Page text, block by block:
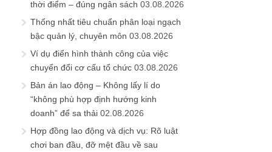
thời điểm – đúng ngân sách 03.08.2026
Thống nhất tiêu chuẩn phân loại ngạch
bậc quản lý, chuyên môn 03.08.2026
Ví dụ điển hình thành công của việc
chuyển đổi cơ cấu tổ chức 03.08.2026
Bản án lao động – Không lấy lí do
“không phù hợp định hướng kinh
doanh” để sa thải 02.08.2026
Hợp đồng lao động và dịch vụ: Rõ luật
chơi ban đầu, đỡ mệt đầu về sau